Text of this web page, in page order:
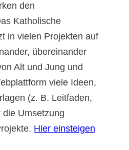
den
Katholische
in vielen Projekten auf
übereinander
Alt und Jung und
viele Ideen,
(z. B. Leitfaden,
Umsetzung
Hier einsteigen